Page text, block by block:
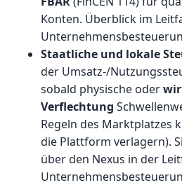
Konten. Überblick im
Staatliche und lokale
der Umsatz-/
sobald physische oder
Verflechtung
Regeln des Marktplatzes
die Plattform verlagern).
über den Nexus in der